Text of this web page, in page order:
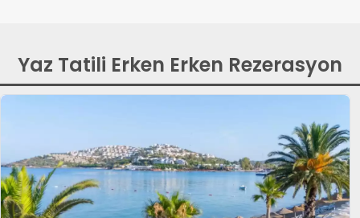
Yaz Tatili Erken Erken Rezerasyon